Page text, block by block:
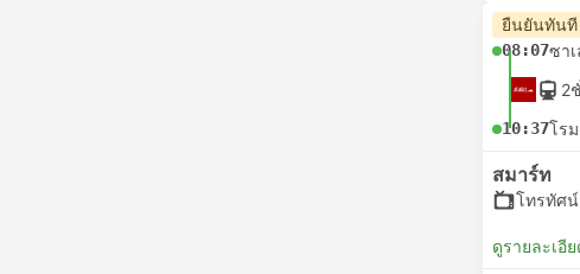
ยืนยันทันที
08:07ซา
2
10:37โร
สมาร์ท
โทรทัศน์
ดูรายละเอีย